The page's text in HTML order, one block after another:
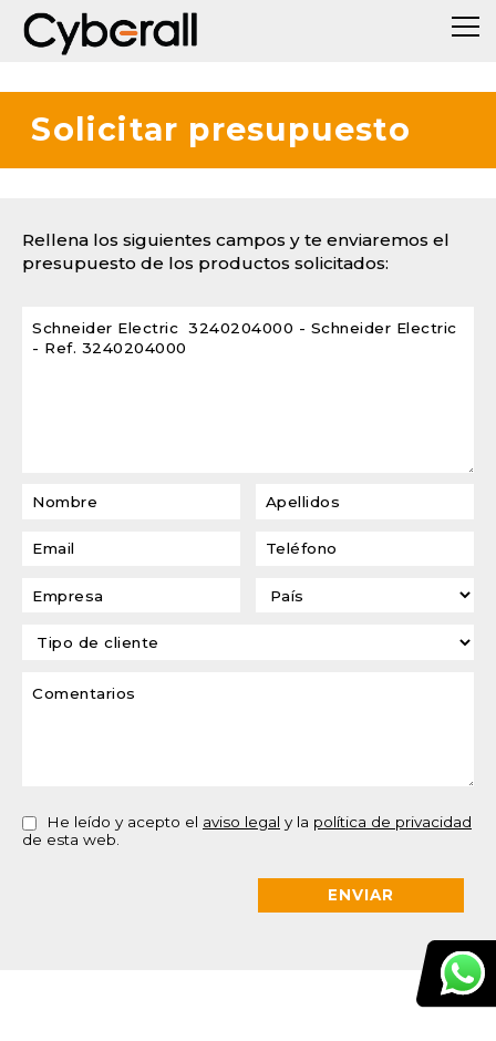
Solicitar presupuesto
Rellena los siguientes campos y te enviaremos el
presupuesto de los productos solicitados:
He leído y acepto el aviso legal y la política de privacidad
de esta web.